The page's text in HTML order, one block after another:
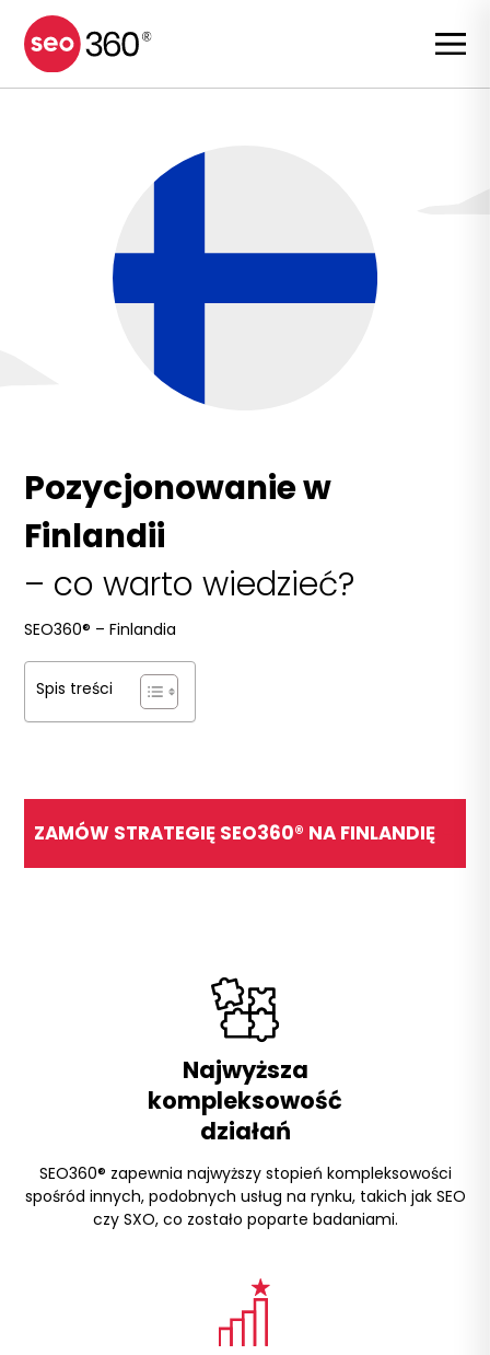
Pozycjonowanie w
Finlandii
– co warto wiedzieć?
SEO360® –Finlandia
Spis treści
ZAMÓW STRATEGIĘ SEO360® NA FINLANDIĘ
Najwyższa
kompleksowość
działań
SEO360® zapewnia najwyższy stopień kompleksowości
spośród innych, podobnych usług na rynku, takich jak SEO
czy SXO, co zostało poparte badaniami.